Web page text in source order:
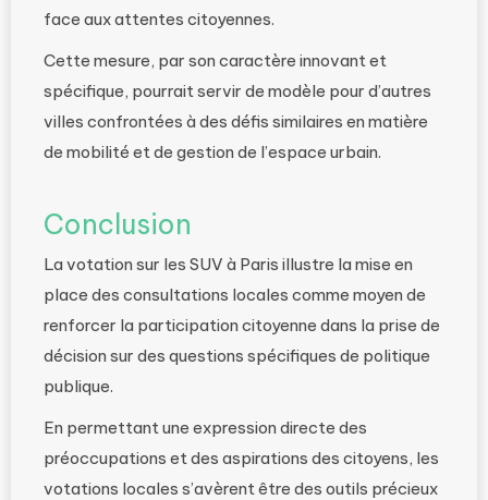
face aux attentes citoyennes.
Cette mesure, par son caractère innovant et
spécifique, pourrait servir de modèle pour d’autres
villes confrontées à des défis similaires en matière
de mobilité et de gestion de l’espace urbain.
Conclusion
La votation sur les SUV à Paris illustre la mise en
place des consultations locales comme moyen de
renforcer la participation citoyenne dans la prise de
décision sur des questions spécifiques de politique
publique.
En permettant une expression directe des
préoccupations et des aspirations des citoyens, les
votations locales s’avèrent être des outils précieux